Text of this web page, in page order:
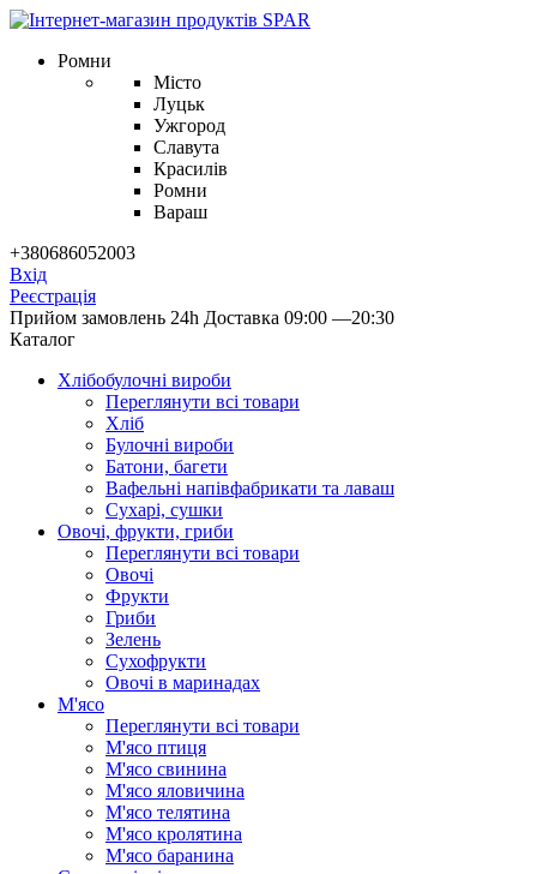
Ромни
Місто
Луцьк
Ужгород
Славута
Красилів
Ромни
Вараш
+380686052003
Вхід
Реєстрація
Прийом замовлень 24h Доставка 09:00 —20:30
Каталог
Хлібобулочні вироби
Переглянути всі товари
Хліб
Булочні вироби
Батони, багети
Вафельні напівфабрикати та лаваш
Сухарі, сушки
Овочі, фрукти, гриби
Переглянути всі товари
Овочі
Фрукти
Гриби
Зелень
Сухофрукти
Овочі в маринадах
М'ясо
Переглянути всі товари
М'ясо птиця
М'ясо свинина
М'ясо яловичина
М'ясо телятина
М'ясо кролятина
М'ясо баранина